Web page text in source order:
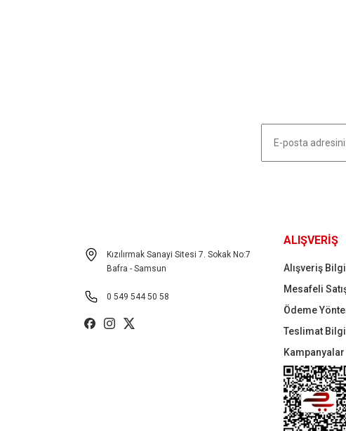
Kızılırmak Sanayi Sitesi 7. Sokak No:7
Bafra - Samsun
0 549 544 50 58
ALIŞVERİŞ
Alışveriş
Mesafeli
Ödeme
Teslimat
Kampanyalar